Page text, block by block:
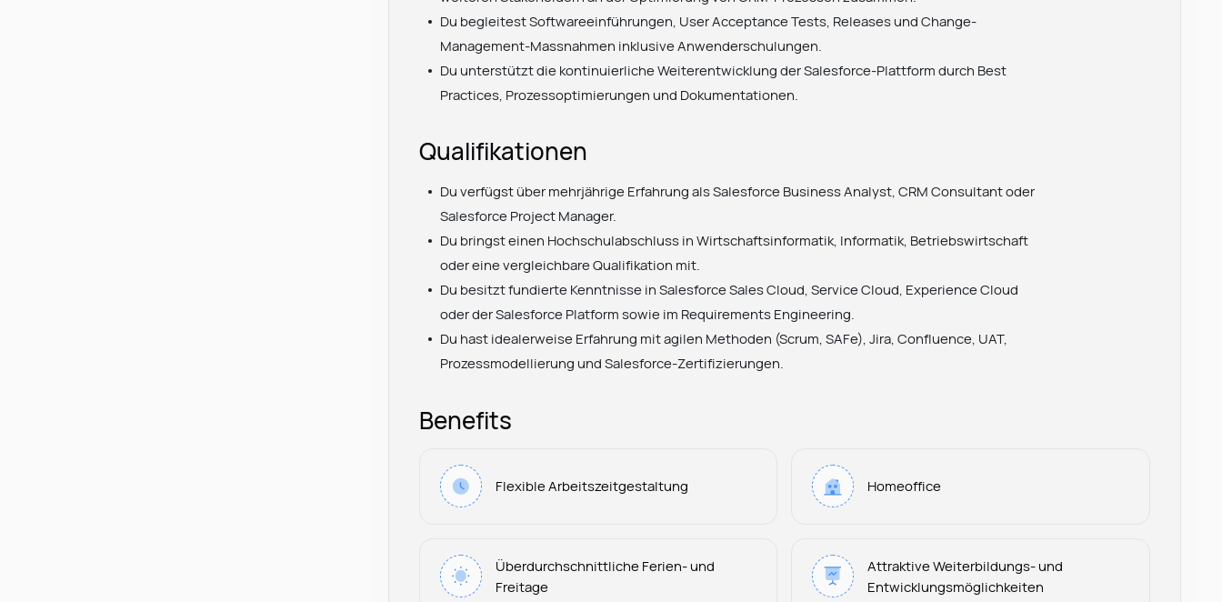
Du begleitest Softwareeinführungen, User Acceptance Tests, Releases und Change-
Management-Massnahmen inklusive Anwenderschulungen.
Du unterstützt die kontinuierliche Weiterentwicklung der Salesforce-Plattform durch Best
Practices, Prozessoptimierungen und Dokumentationen.
Qualifikationen
Du verfügst über mehrjährige Erfahrung als Salesforce Business Analyst, CRM Consultant oder
Salesforce Project Manager.
Du bringst einen Hochschulabschluss in Wirtschaftsinformatik, Informatik, Betriebswirtschaft
oder eine vergleichbare Qualifikation mit.
Du besitzt fundierte Kenntnisse in Salesforce Sales Cloud, Service Cloud, Experience Cloud
oder der Salesforce Platform sowie im Requirements Engineering.
Du hast idealerweise Erfahrung mit agilen Methoden (Scrum, SAFe), Jira, Confluence, UAT,
Prozessmodellierung und Salesforce-Zertifizierungen.
Benefits
Flexible Arbeitszeitgestaltung Homeoffice
Überdurchschnittliche Ferien- und
Freitage
Attraktive Weiterbildungs- und
Entwicklungsmöglichkeiten